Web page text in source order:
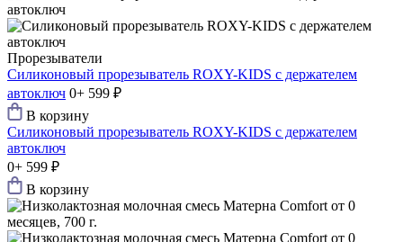
Прорезыватели
Силиконовый прорезыватель ROXY-KIDS с держателем
автоключ 0+ 599 ₽
В корзину
Силиконовый прорезыватель ROXY-KIDS с держателем
автоключ
0+ 599 ₽
В корзину